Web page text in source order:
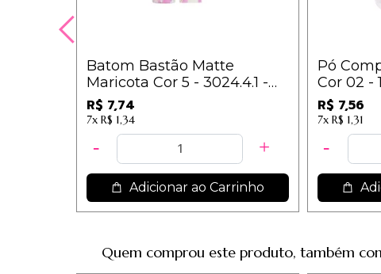
Batom Bastão Matte
Maricota Cor 5 - 3024.4.1 -
Vivai
R$ 7,74
7x R$ 1,34
Adicionar ao Carrinho
Pó
Cor 02 -
R$ 7,56
7x R$ 1,31
Quem comprou este produto, também